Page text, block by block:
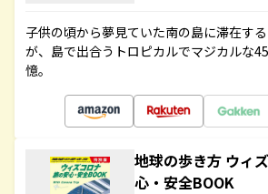
子供の頃から夢見ていた南の島に滞在す
が、島で出合うトロピカルでマジカルな
憶。
地球の歩き方 ウィ
心・安全BOOK